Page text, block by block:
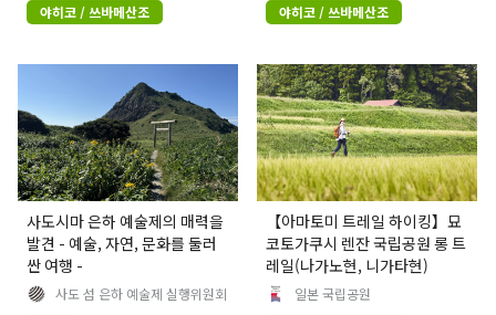
야히코 / 쓰바메산조
야히코 / 쓰바메산조
사도시마 은하 예술제의 매력을
발견 - 예술, 자연, 문화를 둘러
싼 여행 -
사도 섬 은하 예술제 실행위원회
【아마토미 트레일 하이킹】묘
코토가쿠시 렌잔 국립공원 롱 트
레일(나가노현, 니가타현)
일본 국립공원